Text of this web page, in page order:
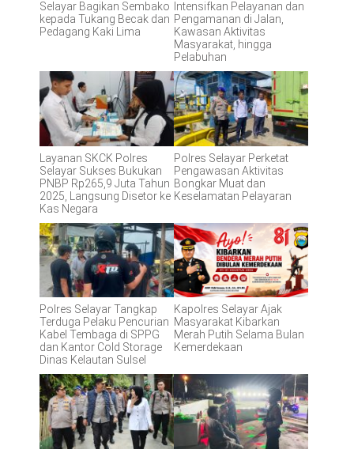
Selayar Bagikan Sembako
kepada Tukang Becak dan
Pedagang Kaki Lima
Intensifkan Pelayanan dan
Pengamanan di Jalan,
Kawasan Aktivitas
Masyarakat, hingga
Pelabuhan
Layanan SKCK Polres
Selayar Sukses Bukukan
PNBP Rp265,9 Juta Tahun
2025, Langsung Disetor ke
Kas Negara
Polres Selayar Perketat
Pengawasan Aktivitas
Bongkar Muat dan
Keselamatan Pelayaran
Polres Selayar Tangkap
Terduga Pelaku Pencurian
Kabel Tembaga di SPPG
dan Kantor Cold Storage
Dinas Kelautan Sulsel
Kapolres Selayar Ajak
Masyarakat Kibarkan
Merah Putih Selama Bulan
Kemerdekaan